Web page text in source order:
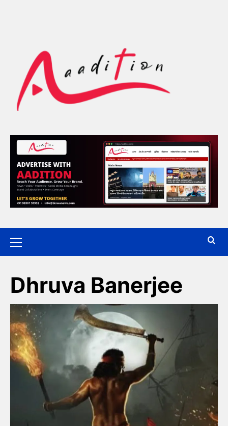
Dhruva Banerjee